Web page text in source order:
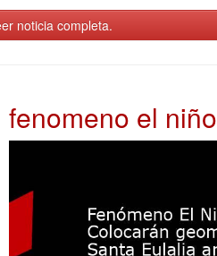
noticia completa.
fenomeno el niño